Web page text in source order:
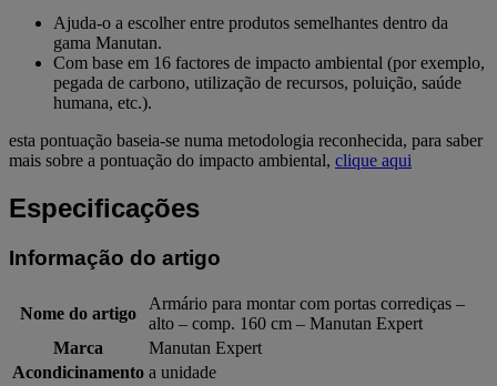
Ajuda-o a escolher entre produtos semelhantes dentro da
gama Manutan.
Com base em 16 factores de impacto ambiental (por exemplo,
pegada de carbono, utilização de recursos, poluição, saúde
humana, etc.).
esta pontuação baseia-se numa metodologia reconhecida, para saber
mais sobre a pontuação do impacto ambiental, clique aqui
Especificações
Informação do artigo
Nome do artigo
Armário para montar com portas corrediças –
alto – comp. 160 cm – Manutan Expert
Marca
Manutan Expert
Acondicinamento a unidade